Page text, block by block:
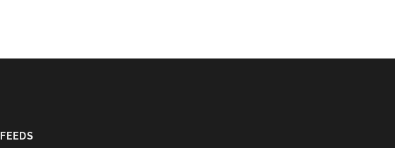
FEEDS